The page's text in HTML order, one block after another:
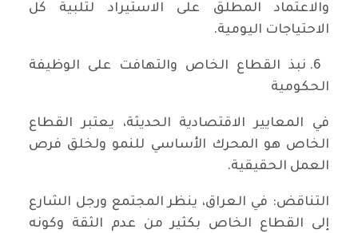
والاعتماد المطلق على الاستيراد لتلبية كل
الاحتياجات اليومية.
​6. نبذ القطاع الخاص والتهافت على الوظيفة
الحكومية
​في المعايير الاقتصادية الحديثة، يعتبر القطاع
الخاص هو المحرك الأساسي للنمو ولخلق فرص
العمل الحقيقية.
​التناقض: في العراق، ينظر المجتمع ورجل الشارع
إلى القطاع الخاص بكثير من عدم الثقة وكونه